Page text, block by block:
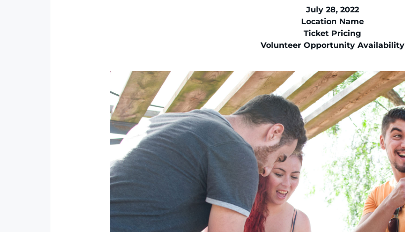
July 28, 2022
Location Name
Ticket Pricing
Volunteer Opportunity Availability